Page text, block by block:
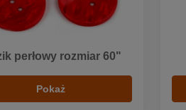
perłowy rozmiar 60"
Pokaż